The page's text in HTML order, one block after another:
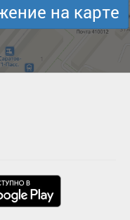
на карте